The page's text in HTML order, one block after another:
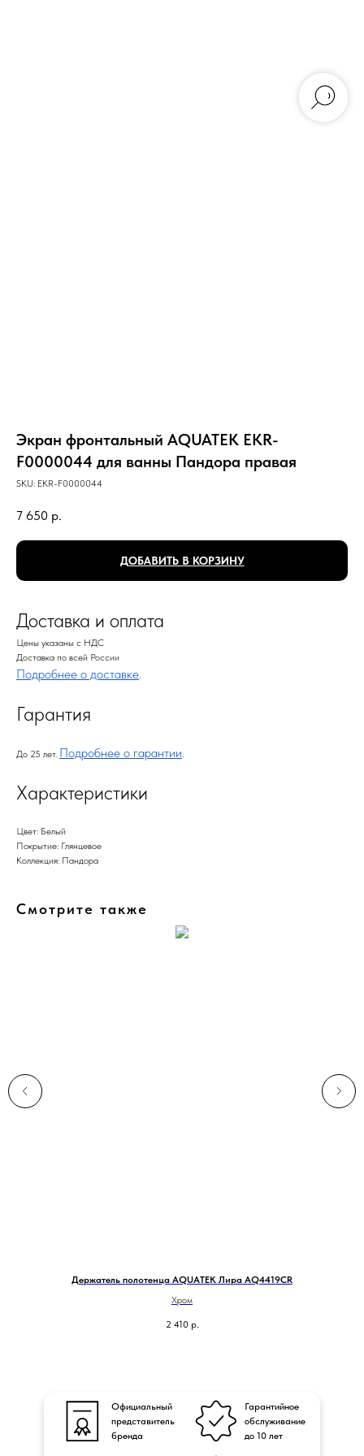
Экран фронтальный AQUATEK EKR-
F0000044 для ванны Пандора правая
SKU: EKR-F0000044
7 650 р.
ДОБАВИТЬ В КОРЗИНУ
Доставка и оплата
Цены указаны с НДС
Доставка по всей России
Подробнее о доставке.
Гарантия
До 25 лет. Подробнее о гарантии.
Характеристики
Цвет: Белый
Покрытие: Глянцевое
Коллекция: Пандора
Смотрите также
Держатель полотенца AQUATEK Лира AQ4419CR
Хром
2 410 р.
Официальный
представитель
бренда
Гарантийное
обслуживание
до 10 лет